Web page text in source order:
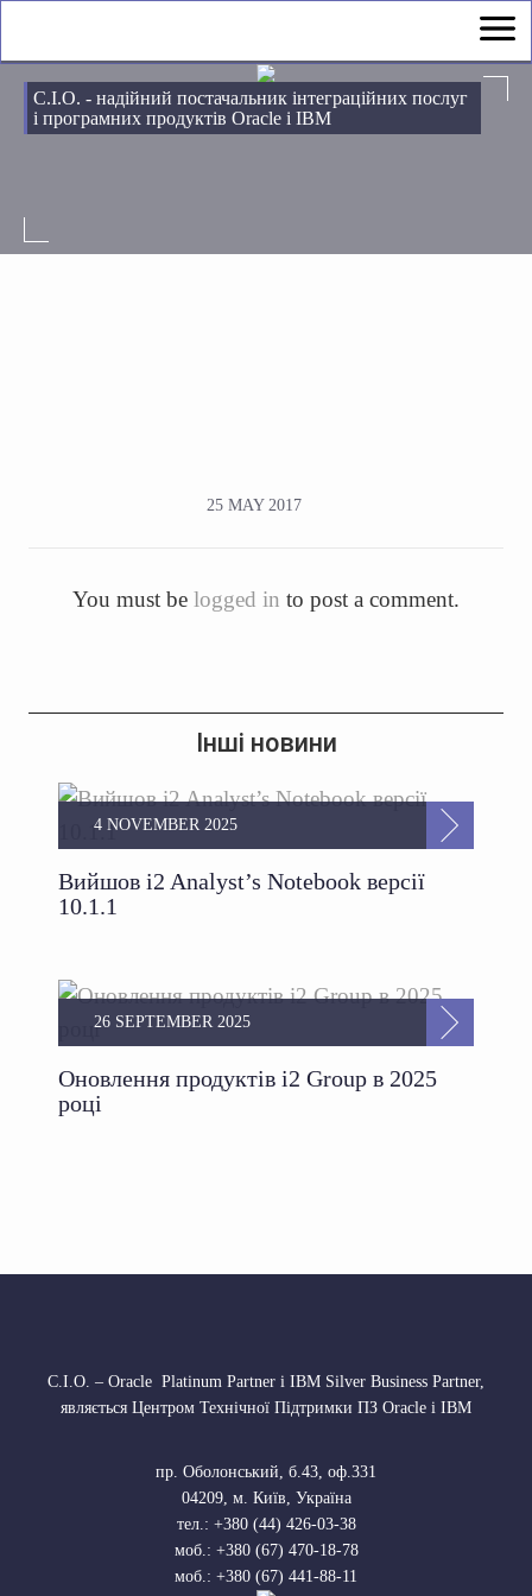
С.І.О. - надійний постачальник інтеграційних послуг
і програмних продуктів Oracle і IBM
25 MAY 2017
You must be logged in to post a comment.
Інші новини
Вийшов i2 Analyst’s Notebook версії
10.1.1
4 NOVEMBER 2025
Оновлення продуктів i2 Group в 2025
році
26 SEPTEMBER 2025
С.І.О. – Oracle Platinum Partner і IBM Silver Business Partner,
являється Центром Технічної Підтримки ПЗ Oracle і IBM
пр. Оболонський, б.43, оф.331
04209, м. Київ, Україна
тел.: +380 (44) 426-03-38
моб.: +380 (67) 470-18-78
моб.: +380 (67) 441-88-11